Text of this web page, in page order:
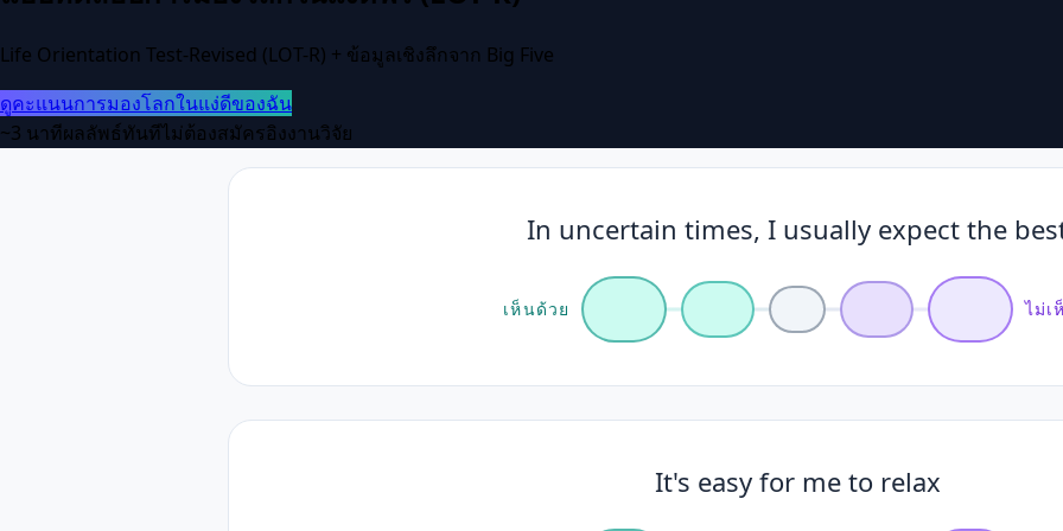
Life Orientation Test-Revised (LOT-R) + ข้อมูลเชิงลึกจาก Big Five
ดูคะแนนการมองโลกในแง่ดีของฉัน
~3 นาทีผลลัพธ์ทันทีไม่ต้องสมัครอิงงานวิจัย
In uncertain times, I usually expect the
เห็นด้วย ไม่เ
It's easy for me to relax